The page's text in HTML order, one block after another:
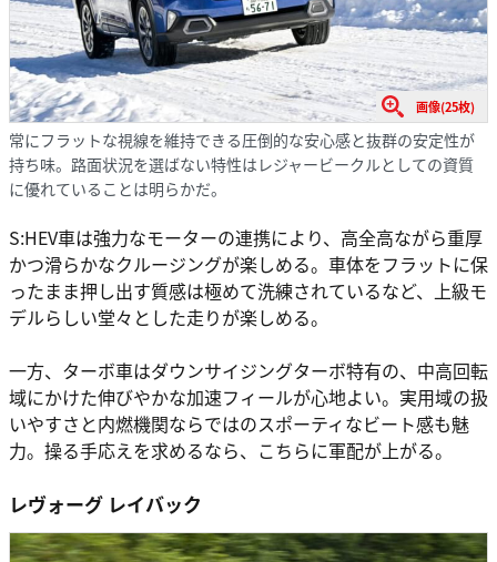
画像(25枚)
常にフラットな視線を維持できる圧倒的な安心感と抜群の安定性が
持ち味。路面状況を選ばない特性はレジャービークルとしての資質
に優れていることは明らかだ。
S:HEV車は強力なモーターの連携により、高全高ながら重厚
かつ滑らかなクルージングが楽しめる。車体をフラットに保
ったまま押し出す質感は極めて洗練されているなど、上級モ
デルらしい堂々とした走りが楽しめる。
一方、ターボ車はダウンサイジングターボ特有の、中高回転
域にかけた伸びやかな加速フィールが心地よい。実用域の扱
いやすさと内燃機関ならではのスポーティなビート感も魅
力。操る手応えを求めるなら、こちらに軍配が上がる。
レヴォーグ レイバック